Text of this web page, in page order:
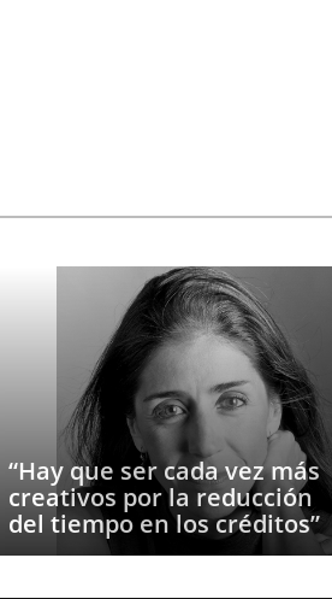
“Hay que ser cada vez más
creativos por la reducción
del tiempo en los créditos”